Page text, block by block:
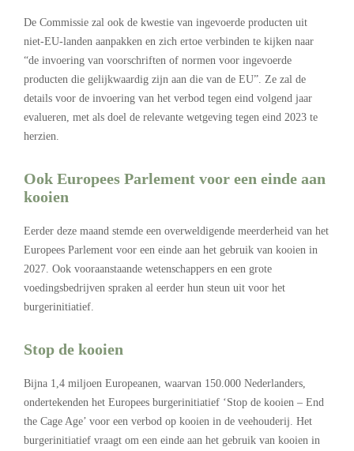
De Commissie zal ook de kwestie van ingevoerde producten uit
niet-EU-landen aanpakken en zich ertoe verbinden te kijken naar
“de invoering van voorschriften of normen voor ingevoerde
producten die gelijkwaardig zijn aan die van de EU”. Ze zal de
details voor de invoering van het verbod tegen eind volgend jaar
evalueren, met als doel de relevante wetgeving tegen eind 2023 te
herzien.
Ook Europees Parlement voor een einde aan
kooien
Eerder deze maand stemde een overweldigende meerderheid van het
Europees Parlement voor een einde aan het gebruik van kooien in
2027. Ook vooraanstaande wetenschappers en een grote
voedingsbedrijven spraken al eerder hun steun uit voor het
burgerinitiatief.
Stop de kooien
Bijna 1,4 miljoen Europeanen, waarvan 150.000 Nederlanders,
ondertekenden het Europees burgerinitiatief ‘Stop de kooien – End
the Cage Age’ voor een verbod op kooien in de veehouderij. Het
burgerinitiatief vraagt om een einde aan het gebruik van kooien in